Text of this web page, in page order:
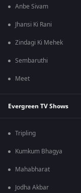
Anbe Sivam
Jhansi Ki Rani
Zindagi Ki Mehek
Sembaruthi
Meet
Evergreen TV Shows
Tripling
Kumkum Bhagya
Mahabharat
Jodha Akbar